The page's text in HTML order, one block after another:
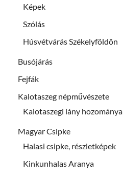
Képek
Szólás
Húsvétvárás Székelyföldön
Busójárás
Fejfák
Kalotaszeg népművészete
Kalotaszegi lány hozománya
Magyar Csipke
Halasi csipke, részletképek
Kinkunhalas Aranya